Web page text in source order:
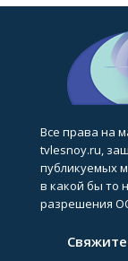
Все права на
tvlesnoy.ru,
публикуемых
в какой бы то
разрешения